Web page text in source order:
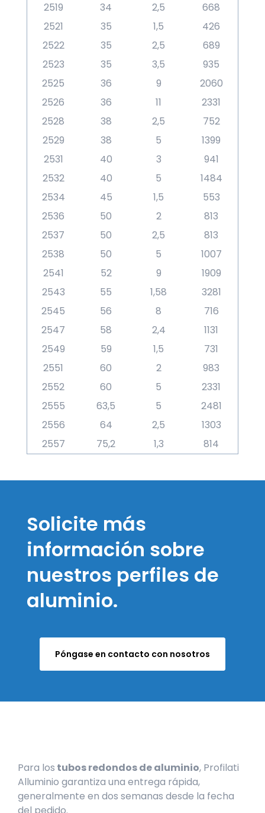
2519
34 2,5
668
2521
35 1,5
426
2522
35 2,5
689
2523
35 3,5
935
2525
36 9
2060
2526
36 11
2331
2528
38 2,5
752
2529
38 5
1399
2531
40 3
941
2532
40 5
1484
2534
45 1,5
553
2536
50 2
813
2537
50 2,5
813
2538
50 5
1007
2541
52 9
1909
2543
55 1,58
3281
2545
56 8
716
2547
58 2,4
1131
2549
59 1,5
731
2551
60 2
983
2552
60 5
2331
2555
63,5 5
2481
2556
64 2,5
1303
2557
75,2 1,3 814
Solicite más
información sobre
nuestros perfiles de
aluminio.
Póngase en contacto con nosotros
Para los tubos redondos de aluminio, Profilati
Alluminio garantiza una entrega rápida,
generalmente en dos semanas desde la fecha